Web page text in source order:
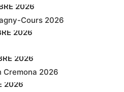
2026
Cours 2026
2026
2026
Cremona 2026
2026